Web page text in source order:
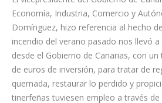
Ecológica y Energía.
El vicepresidente del Gobierno de
Economía, Industria, Comercio y
Domínguez, hizo referencia al hecho
incendio del verano pasado nos llevó a
desde el Gobierno de Canarias, con
de euros de inversión, para tratar de